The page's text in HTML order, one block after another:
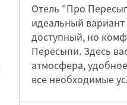
Отель "Про
идеальный
доступный, но
Пересыпи. Здесь
атмосфера,
все необходимые